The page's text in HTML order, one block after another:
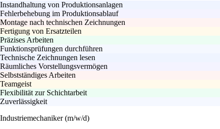
Instandhaltung von Produktionsanlagen
Fehlerbehebung im Produktionsablauf
Montage nach technischen Zeichnungen
Fertigung von Ersatzteilen
Präzises Arbeiten
Funktionsprüfungen durchführen
Technische Zeichnungen lesen
Räumliches Vorstellungsvermögen
Selbstständiges Arbeiten
Teamgeist
Flexibilität zur Schichtarbeit
Zuverlässigkeit
Industriemechaniker (m/w/d)